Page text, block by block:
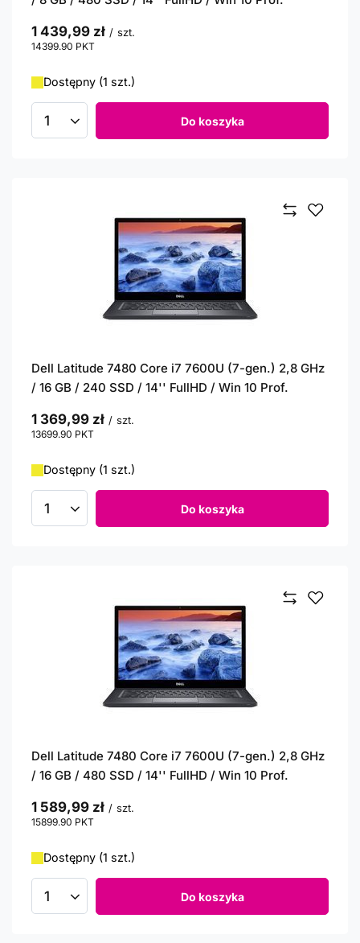
1 439,99 zł / szt.
14399.90 PKT
Dostępny (1 szt.)
Ilość produktów Do koszyka
Dell Latitude 7480 Core i7 7600U (7-gen.) 2,8 GHz
/ 16 GB / 240 SSD / 14'' FullHD / Win 10 Prof.
1 369,99 zł / szt.
13699.90 PKT
Dostępny (1 szt.)
Ilość produktów Do koszyka
Dell Latitude 7480 Core i7 7600U (7-gen.) 2,8 GHz
/ 16 GB / 480 SSD / 14'' FullHD / Win 10 Prof.
1 589,99 zł / szt.
15899.90 PKT
Dostępny (1 szt.)
Ilość produktów Do koszyka